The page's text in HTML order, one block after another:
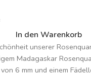
In den Warenkorb
unserer
Madagaskar
6 mm und einem